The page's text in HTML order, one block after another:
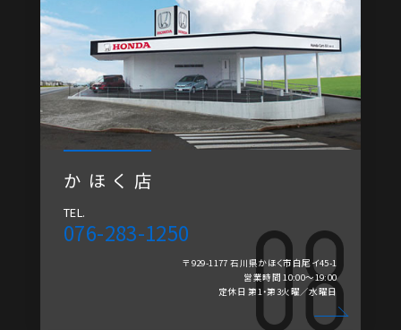
かほく店
TEL.
076-283-1250
〒929-1177 石川県かほく市白尾イ45-1
営業時間 10:00～19:00
定休日 第1・第3火曜／水曜日